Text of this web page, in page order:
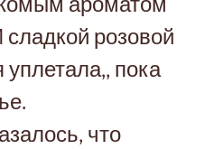
ароматом
розовой
уплетала,, пока
что